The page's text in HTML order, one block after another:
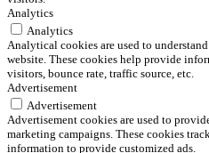
Analytics
Analytics
Analytical cookies are used to
website. These cookies help provide
visitors, bounce rate, traffic source, etc.
Advertisement
Advertisement
Advertisement cookies are used to
marketing campaigns. These cookies
information to provide customized ads.